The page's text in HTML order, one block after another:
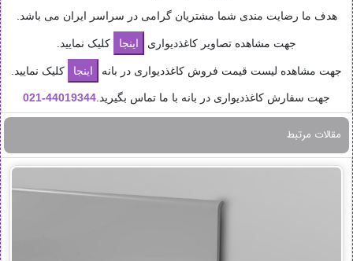
هدف ما رضایت مندی شما مشتریان گرامی در سراسر ایران می باشد.
جهت مشاهده تصاویر کاغذدیواری کلیک نمایید.
جهت مشاهده لیست قیمت فروش کاغذدیواری در بانه کلیک نمایید.
جهت سفارش کاغذدیواری در بانه با ما تماس بگیرید. 44019344-
021
مقالات مرتبط